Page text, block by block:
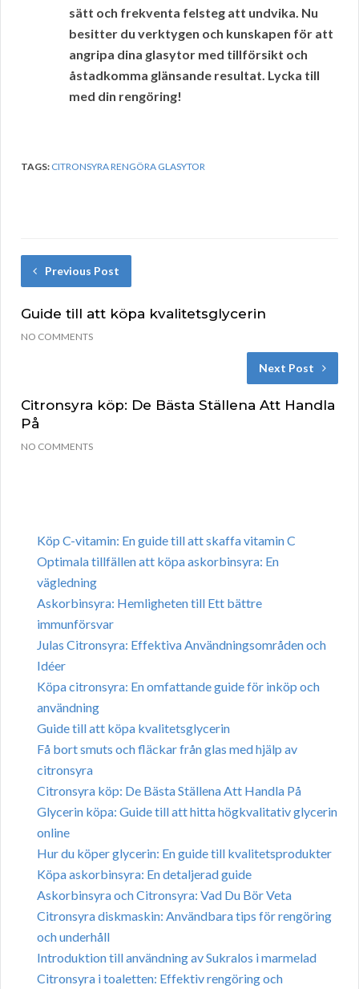
sätt och frekventa felsteg att undvika. Nu
besitter du verktygen och kunskapen för att
angripa dina glasytor med tillförsikt och
åstadkomma glänsande resultat. Lycka till
med din rengöring!
TAGS: CITRONSYRA RENGÖRA GLASYTOR
Previous Post
Guide till att köpa kvalitetsglycerin
NO COMMENTS
Next Post
Citronsyra köp: De Bästa Ställena Att Handla
På
NO COMMENTS
Köp C-vitamin: En guide till att skaffa vitamin C
Optimala tillfällen att köpa askorbinsyra: En
vägledning
Askorbinsyra: Hemligheten till Ett bättre
immunförsvar
Julas Citronsyra: Effektiva Användningsområden och
Idéer
Köpa citronsyra: En omfattande guide för inköp och
användning
Guide till att köpa kvalitetsglycerin
Få bort smuts och fläckar från glas med hjälp av
citronsyra
Citronsyra köp: De Bästa Ställena Att Handla På
Glycerin köpa: Guide till att hitta högkvalitativ glycerin
online
Hur du köper glycerin: En guide till kvalitetsprodukter
Köpa askorbinsyra: En detaljerad guide
Askorbinsyra och Citronsyra: Vad Du Bör Veta
Citronsyra diskmaskin: Användbara tips för rengöring
och underhåll
Introduktion till användning av Sukralos i marmelad
Citronsyra i toaletten: Effektiv rengöring och